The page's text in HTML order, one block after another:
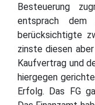
Besteuerung
entsprach
berücksichtigte
zinste diesen
Kaufvertrag und
hiergegen
Erfolg. Das FG